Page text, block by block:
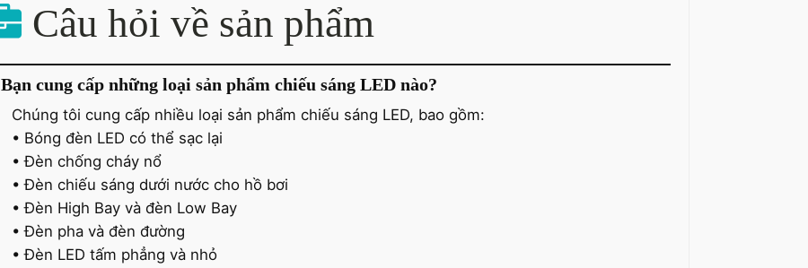
Câu hỏi về sản phẩm
Bạn cung cấp những loại sản phẩm chiếu sáng LED nào?
Chúng tôi cung cấp nhiều loại sản phẩm chiếu sáng LED, bao gồm:
• Bóng đèn LED có thể sạc lại
• Đèn chống cháy nổ
• Đèn chiếu sáng dưới nước cho hồ bơi
• Đèn High Bay và đèn Low Bay
• Đèn pha và đèn đường
• Đèn LED tấm phẳng và nhỏ